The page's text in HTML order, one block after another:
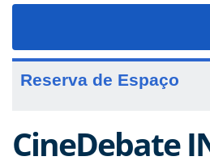
Reserva de Espaço
CineDebate